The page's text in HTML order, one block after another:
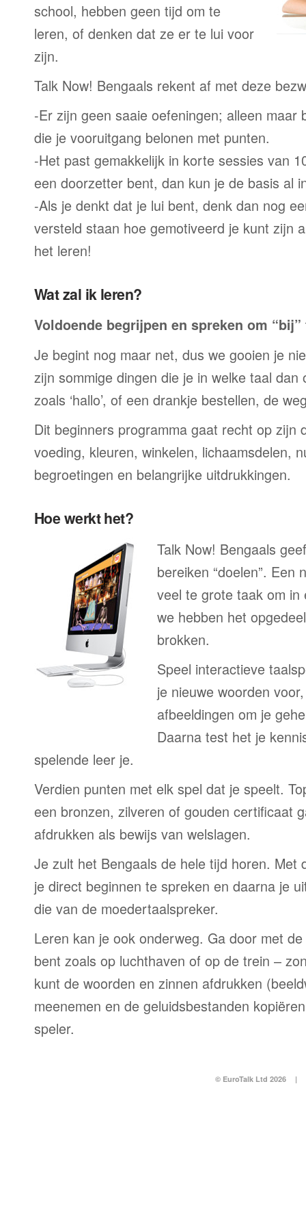
school, hebben geen tijd om te
leren, of denken dat ze er te lui voor
zijn.
Talk Now! Bengaals rekent af met deze
-Er zijn geen saaie oefeningen; alleen maar
die je vooruitgang belonen met punten.
-Het past gemakkelijk in korte sessies van
een doorzetter bent, dan kun je de basis al
-Als je denkt dat je lui bent, denk dan nog
versteld staan hoe gemotiveerd je kunt zijn
het leren!
Wat zal ik leren?
Voldoende begrijpen en spreken om
Je begint nog maar net, dus we gooien je
zijn sommige dingen die je in welke taal dan
zoals ‘hallo’, of een drankje bestellen, de
Dit beginners programma gaat recht op zijn
voeding, kleuren, winkelen, lichaamsdelen,
begroetingen en belangrijke uitdrukkingen.
Hoe werkt het?
Talk Now! Bengaals
bereiken “doelen”. Een
veel te grote taak om
we hebben het
brokken.
Speel interactieve
je nieuwe woorden
afbeeldingen om je
Daarna test het je
spelende leer je.
Verdien punten met elk spel dat je speelt.
een bronzen, zilveren of gouden certificaat
afdrukken als bewijs van welslagen.
Je zult het Bengaals de hele tijd horen. Met
je direct beginnen te spreken en daarna je
die van de moedertaalspreker.
Leren kan je ook onderweg. Ga door met
bent zoals op luchthaven of op de trein –
kunt de woorden en zinnen afdrukken
meenemen en de geluidsbestanden
speler.
© EuroTalk Ltd 2026 |